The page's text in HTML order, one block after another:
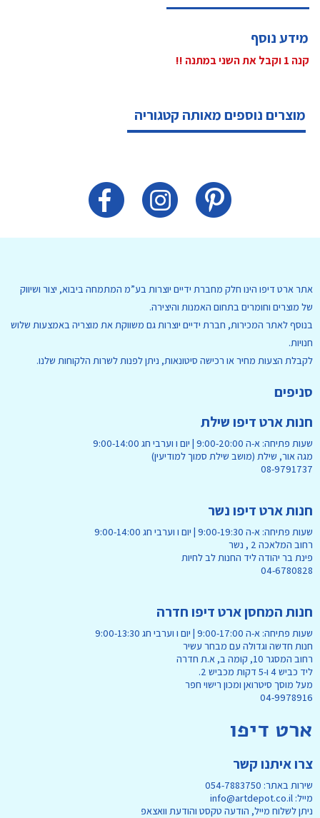
מידע נוסף
קנה 1 וקבל את השני במתנה !!
מוצרים נוספים מאותה קטגוריה
אתר ארט דיפו הינו חלק מחברת ידיים יוצרות בע”מ המתמחה ביבוא, יצור ושיווק
של מוצרים וחומרים בתחום האמנות והיצירה.
בנוסף לאתר המכירות, חברת ידיים יוצרות גם משווקת את מוצריה באמצעות שלוש
חנויות.
לקבלת הצעות מחיר או רכישה סיטונאות, ניתן לפנות לשרות הלקוחות שלנו.
סניפים
חנות ארט דיפו שילת
שעות פתיחה: א-ה 9:00-20:00 | יום ו וערבי חג 9:00-14:00
מגה אור, שילת (מושב שילת סמוך למודיעין)
08-9791737
חנות ארט דיפו נשר
שעות פתיחה: א-ה 9:00-19:30 | יום ו וערבי חג 9:00-14:00
רחוב המלאכה 2 , נשר
פינת בר יהודה ליד החנות לב לחיות
04-6780828
חנות המחסן ארט דיפו חדרה
שעות פתיחה: א-ה 9:00-17:00 | יום ו וערבי חג 9:00-13:30
חנות חדשה וגדולה עם מבחר עשיר
רחוב המסגר 10, קומה ב, א.ת חדרה
ליד כביש 4 ו-5 דקות מכביש 2.
מעל מוסך סיטרואן ומכון רישוי חפר
04-9978916
ארט דיפו
צרו איתנו קשר
שירות באתר: 054-7883750
מייל: info@artdepot.co.il
ניתן לשלוח מייל, הודעה טקסט והודעת וואצאפ